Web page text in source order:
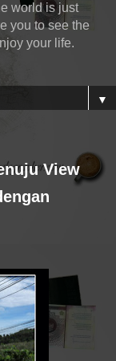
world is just
you to see the
your life.
▼
View